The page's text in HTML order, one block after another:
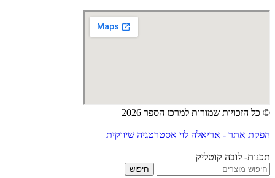
© כל הזכויות שמורות למרכז הספר 2026
|
הפקת אתר - אריאלה לוי אסטרטגיה שיווקית
|
תכנות- לובה קוטליק
חיפוש